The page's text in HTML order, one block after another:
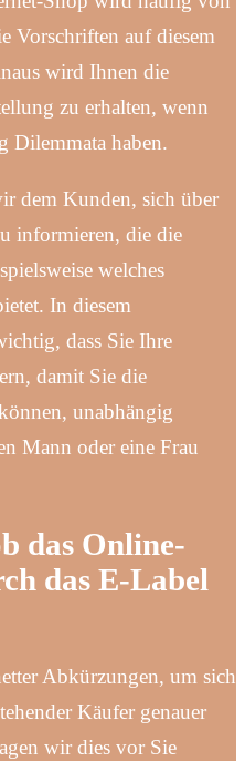
Vorschriften auf diesem
wird Ihnen die
zu erhalten, wenn
Dilemmata haben.
dem Kunden, sich über
informieren, die die
welches
In diesem
dass Sie Ihre
damit Sie die
unabhängig
Mann oder eine Frau
das Online-
das E-Label
Abkürzungen, um sich
Käufer genauer
wir dies vor Sie